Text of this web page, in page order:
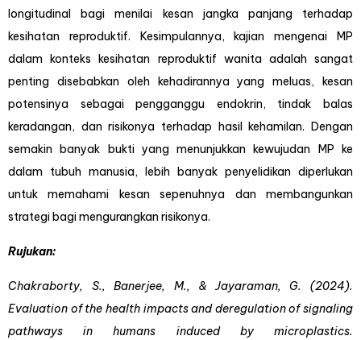
longitudinal bagi menilai kesan jangka panjang terhadap
kesihatan reproduktif. Kesimpulannya, kajian mengenai MP
dalam konteks kesihatan reproduktif wanita adalah sangat
penting disebabkan oleh kehadirannya yang meluas, kesan
potensinya sebagai pengganggu endokrin, tindak balas
keradangan, dan risikonya terhadap hasil kehamilan. Dengan
semakin banyak bukti yang menunjukkan kewujudan MP ke
dalam tubuh manusia, lebih banyak penyelidikan diperlukan
untuk memahami kesan sepenuhnya dan membangunkan
strategi bagi mengurangkan risikonya.
Rujukan:
Chakraborty, S., Banerjee, M., & Jayaraman, G. (2024).
Evaluation of the health impacts and deregulation of signaling
pathways in humans induced by microplastics.